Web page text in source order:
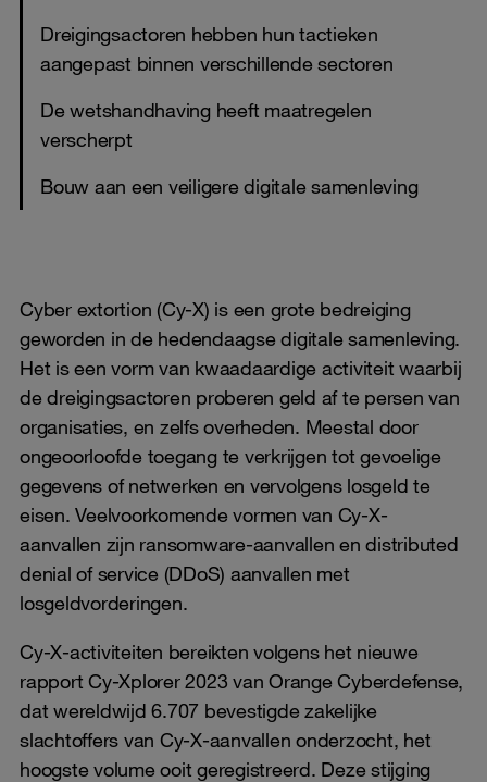
Dreigingsactoren hebben hun tactieken
aangepast binnen verschillende sectoren
De wetshandhaving heeft maatregelen
verscherpt
Bouw aan een veiligere digitale samenleving
Cyber extortion (Cy-X) is een grote bedreiging
geworden in de hedendaagse digitale samenleving.
Het is een vorm van kwaadaardige activiteit waarbij
de dreigingsactoren proberen geld af te persen van
organisaties, en zelfs overheden. Meestal door
ongeoorloofde toegang te verkrijgen tot gevoelige
gegevens of netwerken en vervolgens losgeld te
eisen. Veelvoorkomende vormen van Cy-X-
aanvallen zijn ransomware-aanvallen en distributed
denial of service (DDoS) aanvallen met
losgeldvorderingen.
Cy-X-activiteiten bereikten volgens het nieuwe
rapport Cy-Xplorer 2023 van Orange Cyberdefense,
dat wereldwijd 6.707 bevestigde zakelijke
slachtoffers van Cy-X-aanvallen onderzocht, het
hoogste volume ooit geregistreerd. Deze stijging